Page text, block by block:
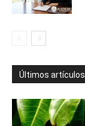
Últimos artículos